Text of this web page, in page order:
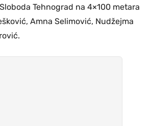
Tehnograd na 4×100 metara
Amna Selimović, Nudžejma